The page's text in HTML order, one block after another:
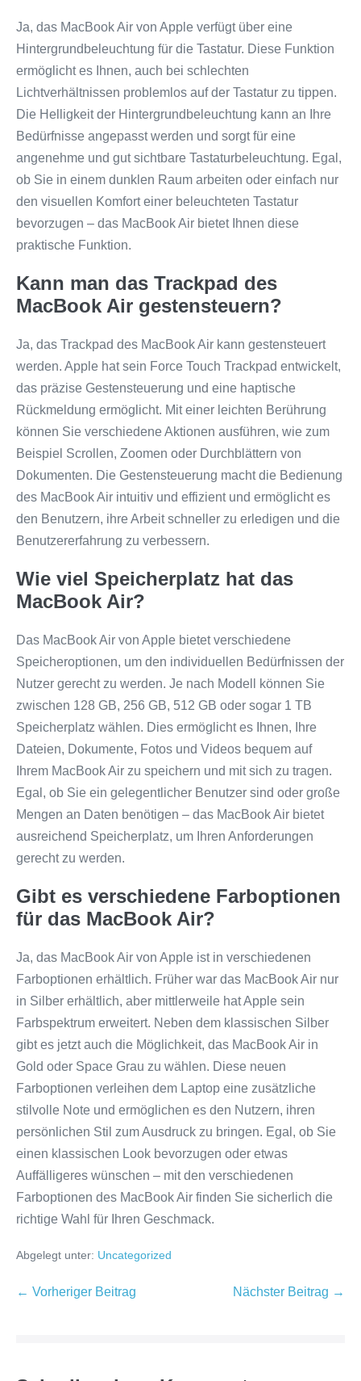
Ja, das MacBook Air von Apple verfügt über eine
Hintergrundbeleuchtung für die Tastatur. Diese Funktion
ermöglicht es Ihnen, auch bei schlechten
Lichtverhältnissen problemlos auf der Tastatur zu tippen.
Die Helligkeit der Hintergrundbeleuchtung kann an Ihre
Bedürfnisse angepasst werden und sorgt für eine
angenehme und gut sichtbare Tastaturbeleuchtung. Egal,
ob Sie in einem dunklen Raum arbeiten oder einfach nur
den visuellen Komfort einer beleuchteten Tastatur
bevorzugen – das MacBook Air bietet Ihnen diese
praktische Funktion.
Kann man das Trackpad des
MacBook Air gestensteuern?
Ja, das Trackpad des MacBook Air kann gestensteuert
werden. Apple hat sein Force Touch Trackpad entwickelt,
das präzise Gestensteuerung und eine haptische
Rückmeldung ermöglicht. Mit einer leichten Berührung
können Sie verschiedene Aktionen ausführen, wie zum
Beispiel Scrollen, Zoomen oder Durchblättern von
Dokumenten. Die Gestensteuerung macht die Bedienung
des MacBook Air intuitiv und effizient und ermöglicht es
den Benutzern, ihre Arbeit schneller zu erledigen und die
Benutzererfahrung zu verbessern.
Wie viel Speicherplatz hat das
MacBook Air?
Das MacBook Air von Apple bietet verschiedene
Speicheroptionen, um den individuellen Bedürfnissen der
Nutzer gerecht zu werden. Je nach Modell können Sie
zwischen 128 GB, 256 GB, 512 GB oder sogar 1 TB
Speicherplatz wählen. Dies ermöglicht es Ihnen, Ihre
Dateien, Dokumente, Fotos und Videos bequem auf
Ihrem MacBook Air zu speichern und mit sich zu tragen.
Egal, ob Sie ein gelegentlicher Benutzer sind oder große
Mengen an Daten benötigen – das MacBook Air bietet
ausreichend Speicherplatz, um Ihren Anforderungen
gerecht zu werden.
Gibt es verschiedene Farboptionen
für das MacBook Air?
Ja, das MacBook Air von Apple ist in verschiedenen
Farboptionen erhältlich. Früher war das MacBook Air nur
in Silber erhältlich, aber mittlerweile hat Apple sein
Farbspektrum erweitert. Neben dem klassischen Silber
gibt es jetzt auch die Möglichkeit, das MacBook Air in
Gold oder Space Grau zu wählen. Diese neuen
Farboptionen verleihen dem Laptop eine zusätzliche
stilvolle Note und ermöglichen es den Nutzern, ihren
persönlichen Stil zum Ausdruck zu bringen. Egal, ob Sie
einen klassischen Look bevorzugen oder etwas
Auffälligeres wünschen – mit den verschiedenen
Farboptionen des MacBook Air finden Sie sicherlich die
richtige Wahl für Ihren Geschmack.
Abgelegt unter: Uncategorized
Beitragsnavigation
← Vorheriger Beitrag Nächster Beitrag →